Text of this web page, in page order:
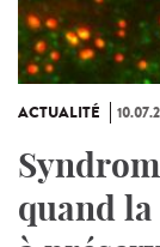
ACTUALITÉ
quand